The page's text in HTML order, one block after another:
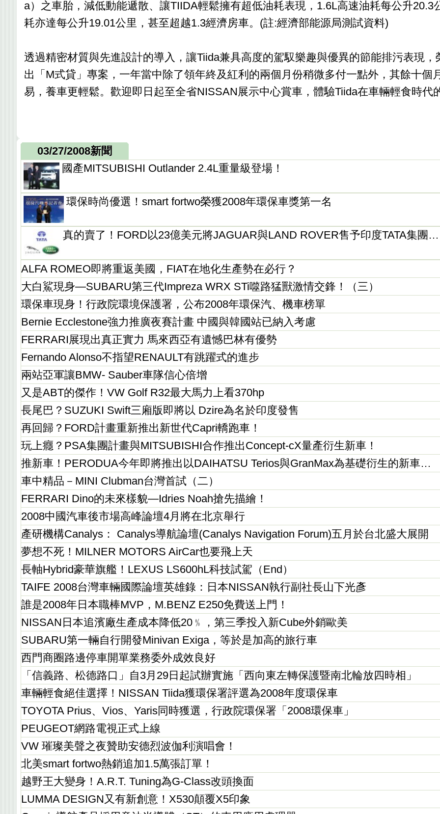
a）之車胎，減低動能遞散、讓TIIDA輕鬆擁有超低油耗表現，1.6L高速油耗每公升
耗亦達每公升19.01公里，甚至超越1.3經濟房車。(註:經濟部能源局測試資料)
透過精密材質與先進設計的導入，讓Tiida兼具高度的駕馭樂趣與優異的節能排污表現
出「M式貸」專案，一年當中除了領年終及紅利的兩個月份稍微多付一點外，其餘十個
易，養車更輕鬆。歡迎即日起至全省NISSAN展示中心賞車，體驗Tiida在車輛輕食時代
03/27/2008新聞
國產MITSUBISHI Outlander 2.4L重量級登場！
環保時尚優選！smart fortwo榮獲2008年環保車獎第一名
真的賣了！FORD以23億美元將JAGUAR與LAND ROVER售予印度TATA集團
ALFA ROMEO即將重返美國，FIAT在地化生產勢在必行？
大白鯊現身—SUBARU第三代Impreza WRX STi噬路猛獸激情交鋒！（三）
環保車現身！行政院環境保護署，公布2008年環保汽、機車榜單
Bernie Ecclestone強力推廣夜賽計畫 中國與韓國站已納入考慮
FERRARI展現出真正實力 馬來西亞有遺憾巴林有優勢
Fernando Alonso不指望RENAULT有跳躍式的進步
兩站亞軍讓BMW- Sauber車隊信心倍增
又是ABT的傑作！VW Golf R32最大馬力上看370hp
長尾巴？SUZUKI Swift三廂版即將以 Dzire為名於印度發售
再回歸？FORD計畫重新推出新世代Capri轎跑車！
玩上癮？PSA集團計畫與MITSUBISHI合作推出Concept-cX量產衍生新車！
推新車！PERODUA今年即將推出以DAIHATSU Terios與GranMax為基礎衍生的新車…
車中精品－MINI Clubman台灣首試（二）
FERRARI Dino的未來樣貌—Idries Noah搶先描繪！
2008中國汽車後市場高峰論壇4月將在北京舉行
產研機構Canalys： Canalys導航論壇(Canalys Navigation Forum)五月於台北盛大展開
夢想不死！MILNER MOTORS AirCar也要飛上天
長軸Hybrid豪華旗艦！LEXUS LS600hL科技試駕（End）
TAIFE 2008台灣車輛國際論壇英雄錄：日本NISSAN執行副社長山下光彥
誰是2008年日本職棒MVP，M.BENZ E250免費送上門！
NISSAN日本追濱廠生產成本降低20﹪，第三季投入新Cube外銷歐美
SUBARU第一輛自行開發Minivan Exiga，等於是加高的旅行車
西門商圈路邊停車開單業務委外成效良好
「信義路、松德路口」自3月29日起試辦實施「西向東左轉保護暨南北輪放四時相」
車輛輕食絕佳選擇！NISSAN Tiida獲環保署評選為2008年度環保車
TOYOTA Prius、Vios、Yaris同時獲選，行政院環保署「2008環保車」
PEUGEOT網路電視正式上線
VW 璀璨美聲之夜贊助安德烈波伽利演唱會！
北美smart fortwo熱銷追加1.5萬張訂單！
越野王大變身！A.R.T. Tuning為G-Class改頭換面
LUMMA DESIGN又有新創意！X530顛覆X5印象